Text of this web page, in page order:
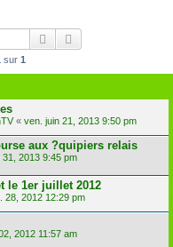
Rechercher
sur 1
« ven. juin 21, 2013 9:50 pm
aux ?quipiers relais
31, 2013 9:45 pm
le 1er juillet 2012
28, 2012 12:29 pm
2012 11:57 am